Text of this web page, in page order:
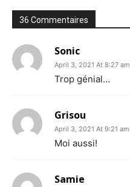
36 Commentaires
Sonic
April 3, 2021 At 8:27 am
Trop génial…
Grisou
April 3, 2021 At 9:21 am
Moi aussi!
Samie